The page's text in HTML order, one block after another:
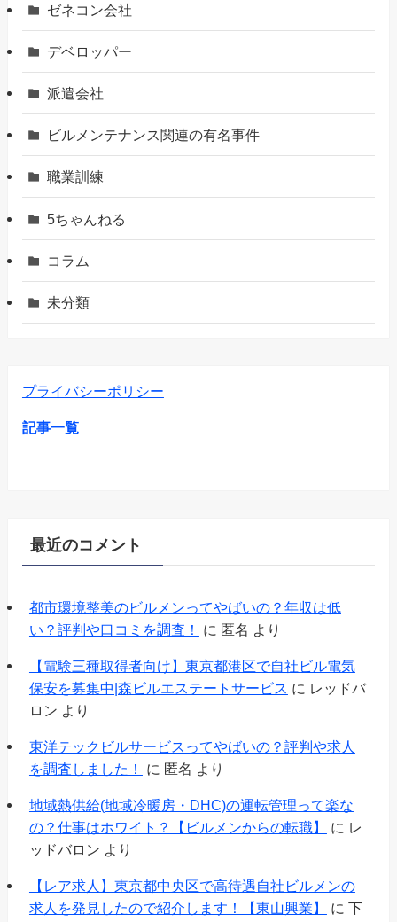
ゼネコン会社
デベロッパー
派遣会社
ビルメンテナンス関連の有名事件
職業訓練
5ちゃんねる
コラム
未分類
プライバシーポリシー
記事一覧
最近のコメント
都市環境整美のビルメンってやばいの？年収は低
い？評判や口コミを調査！
に 匿名 より
【電験三種取得者向け】東京都港区で自社ビル電気
保安を募集中|森ビルエステートサービス に レッドバ
ロン より
東洋テックビルサービスってやばいの？評判や求人
を調査しました！
に 匿名 より
地域熱供給(地域冷暖房・DHC)の運転管理って楽な
の？仕事はホワイト？【ビルメンからの転職】
に レ
ッドバロン より
【レア求人】東京都中央区で高待遇自社ビルメンの
求人を発見したので紹介します！【東山興業】
に 下